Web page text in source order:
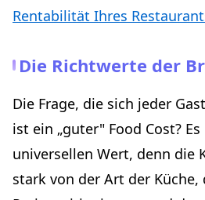
Rentabilität Ihres
Die Richtwerte der
Die Frage, die sich jeder
ist ein „guter" Food Cost?
universellen Wert, denn die
stark von der Art der Küche,